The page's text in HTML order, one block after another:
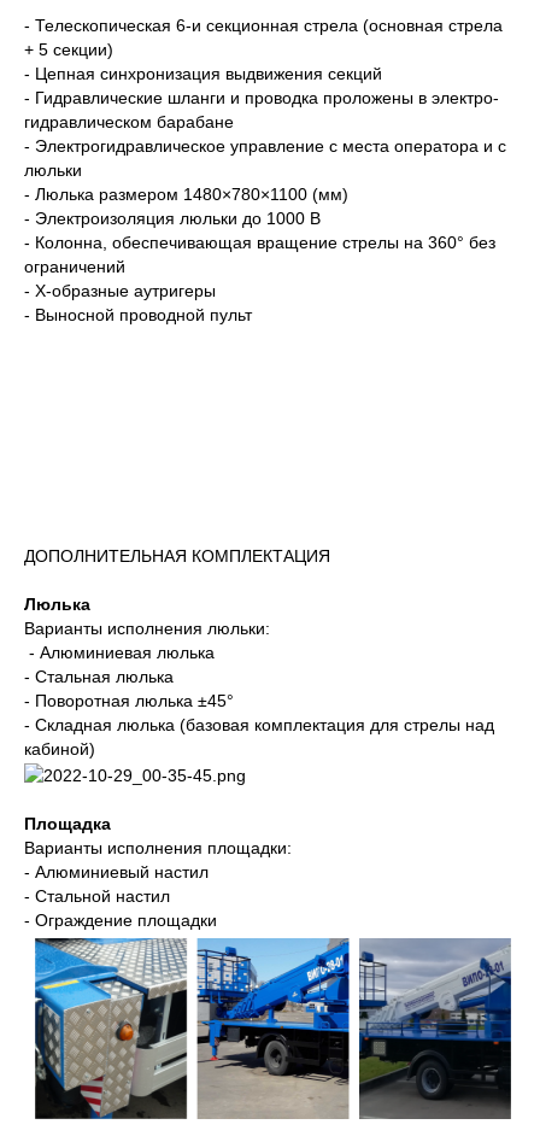
- Телескопическая 6-и секционная стрела (основная стрела
+ 5 секции)
- Цепная синхронизация выдвижения секций
- Гидравлические шланги и проводка проложены в электро-
гидравлическом барабане
- Электрогидравлическое управление с места оператора и с
люльки
- Люлька размером 1480×780×1100 (мм)
- Электроизоляция люльки до 1000 В
- Колонна, обеспечивающая вращение стрелы на 360° без
ограничений
- Х-образные аутригеры
- Выносной проводной пульт
ДОПОЛНИТЕЛЬНАЯ КОМПЛЕКТАЦИЯ
Люлька
Варианты исполнения люльки:
- Алюминиевая люлька
- Стальная люлька
- Поворотная люлька ±45°
- Складная люлька (базовая комплектация для стрелы над
кабиной)
Площадка
Варианты исполнения площадки:
- Алюминиевый настил
- Стальной настил
- Ограждение площадки